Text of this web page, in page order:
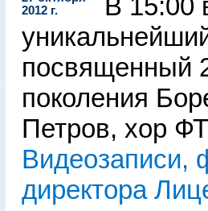
2012 г.
В 15:00
посвященный
поколения
Петров, хор
Видеозаписи,
директора